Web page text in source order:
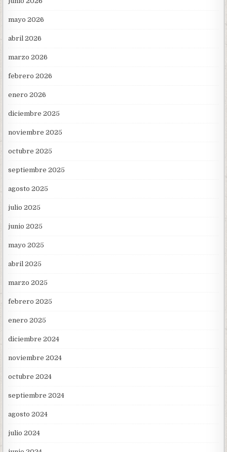
mayo 2026
abril 2026
marzo 2026
febrero 2026
enero 2026
diciembre 2025
noviembre 2025
octubre 2025
septiembre 2025
agosto 2025
julio 2025
junio 2025
mayo 2025
abril 2025
marzo 2025
febrero 2025
enero 2025
diciembre 2024
noviembre 2024
octubre 2024
septiembre 2024
agosto 2024
julio 2024